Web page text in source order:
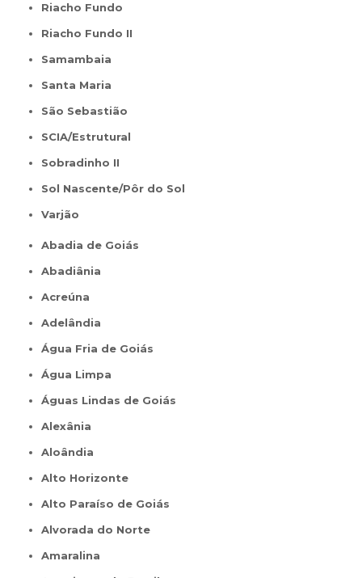
Riacho Fundo
Riacho Fundo II
Samambaia
Santa Maria
São Sebastião
SCIA/Estrutural
Sobradinho II
Sol Nascente/Pôr do Sol
Varjão
Abadia de Goiás
Abadiânia
Acreúna
Adelândia
Água Fria de Goiás
Água Limpa
Águas Lindas de Goiás
Alexânia
Aloândia
Alto Horizonte
Alto Paraíso de Goiás
Alvorada do Norte
Amaralina